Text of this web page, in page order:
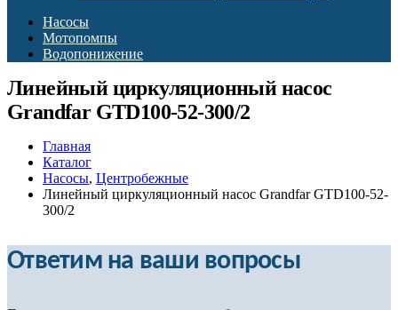
Насосы
Мотопомпы
Водопонижение
Линейный циркуляционный насос
Grandfar GTD100-52-300/2
Главная
Каталог
Насосы, Центробежные
Линейный циркуляционный насос Grandfar GTD100-52-
300/2
Ответим на ваши вопросы